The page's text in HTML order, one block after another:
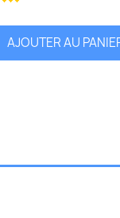
AJOUTER AU